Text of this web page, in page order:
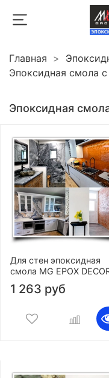
Главная
Эпоксидная смола
Эпоксидная
Для стен эпоксидная
смола MG EPOX
1 263 руб